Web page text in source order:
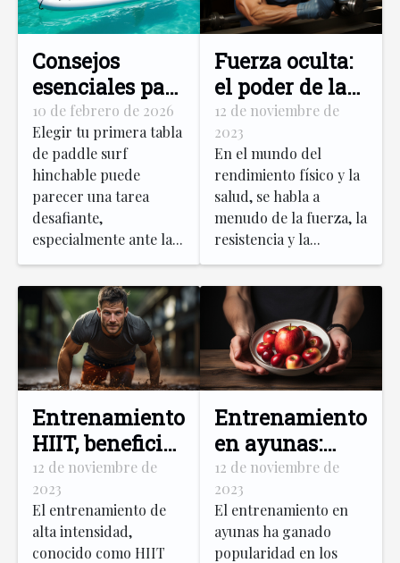
Consejos
esenciales para
elegir tu
primera tabla
de paddle surf
hinchable
10 de febrero de 2026
Elegir tu primera tabla
de paddle surf
hinchable puede
parecer una tarea
desafiante,
especialmente ante la...
Fuerza oculta:
el poder de la
elasticidad
muscular
12 de noviembre de
2023
En el mundo del
rendimiento físico y la
salud, se habla a
menudo de la fuerza, la
resistencia y la...
Entrenamiento
HIIT, beneficios
de alta
intensidad
12 de noviembre de
2023
El entrenamiento de
alta intensidad,
conocido como HIIT
Entrenamiento
en ayunas:
mitos y
verdades
revelados
12 de noviembre de
2023
El entrenamiento en
ayunas ha ganado
popularidad en los